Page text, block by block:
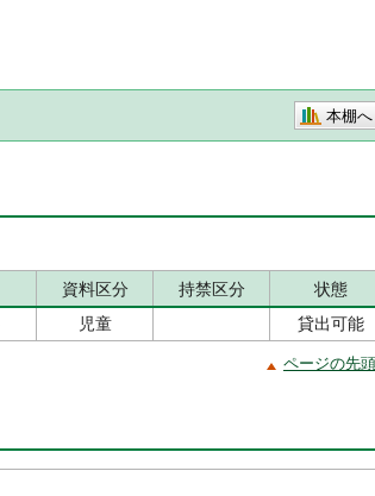
本棚へ
資料区分 持禁区分
状態
児童 貸出可能
ページの先